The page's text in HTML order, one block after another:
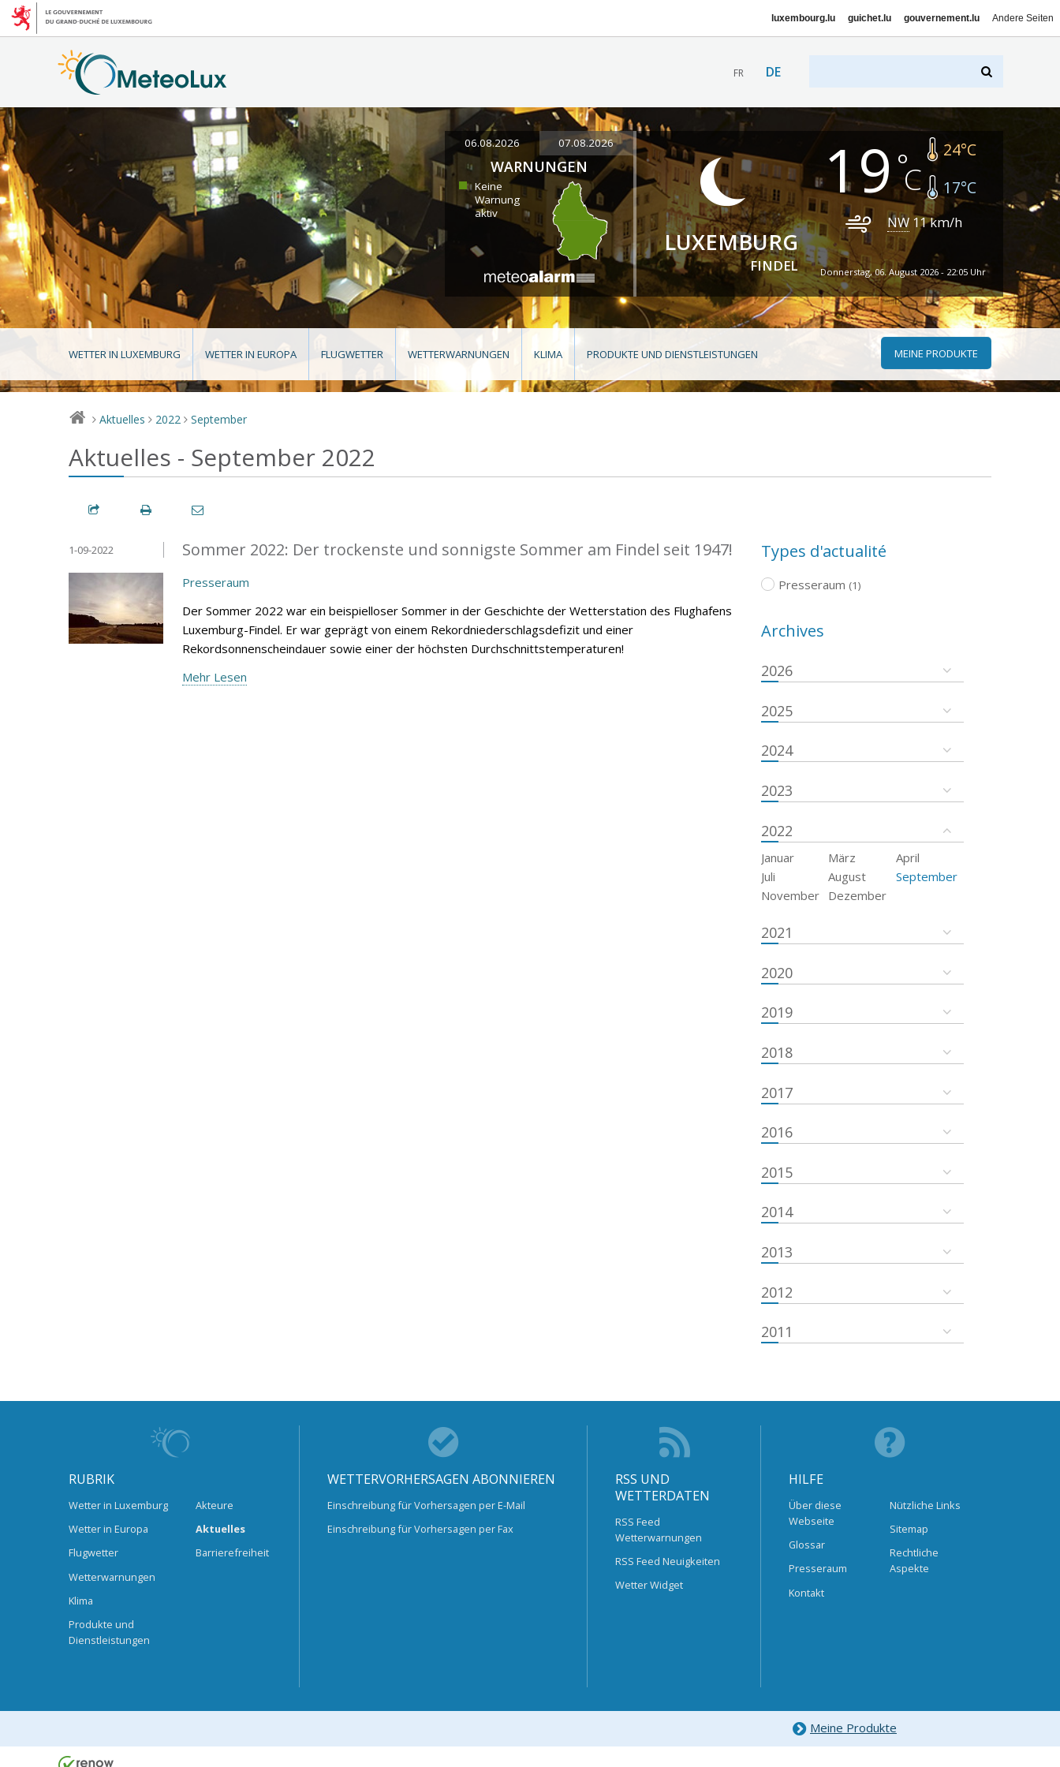
luxembourg.lu guichet.lu gouvernement.lu Andere Seiten
FR DE
06.08.2026 07.08.2026
WARNUNGEN
Keine
Warnung
aktiv
LUXEMBURG
FINDEL
19 24°C
17°C
NW 11km/h
Donnerstag, 06. August 2026 - 22:05 Uhr
WETTER IN LUXEMBURG WETTER IN EUROPA FLUGWETTER WETTERWARNUNGEN KLIMA PRODUKTE UND DIENSTLEISTUNGEN MEINE PRODUKTE
> Aktuelles > 2022 > September
Aktuelles - September 2022
Sommer 2022: Der trockenste und sonnigste Sommer am Findel seit 1947!
1-09-2022
Presseraum
Der Sommer 2022 war ein beispielloser Sommer in der Geschichte der Wetterstation des Flughafens
Luxemburg-Findel. Er war geprägt von einem Rekordniederschlagsdefizit und einer
Rekordsonnenscheindauer sowie einer der höchsten Durchschnittstemperaturen!
Mehr Lesen
Types d'actualité
Presseraum (1)
Archives
2026
2025
2024
2023
2022
Januar März
April
Juli
August
September
November
Dezember
2021
2020
2019
2018
2017
2016
2015
2014
2013
2012
2011
RUBRIK
Wetter in Luxemburg
Wetter in Europa
Flugwetter
Wetterwarnungen
Klima
Produkte und
Dienstleistungen
Akteure
Aktuelles
Barrierefreiheit
WETTERVORHERSAGEN ABONNIEREN
Einschreibung für Vorhersagen per E-Mail
Einschreibung für Vorhersagen per Fax
RSS UND
WETTERDATEN
RSS Feed
Wetterwarnungen
RSS Feed Neuigkeiten
Wetter Widget
HILFE
Über diese
Webseite
Glossar
Presseraum
Kontakt
Nützliche Links
Sitemap
Rechtliche
Aspekte
Meine Produkte